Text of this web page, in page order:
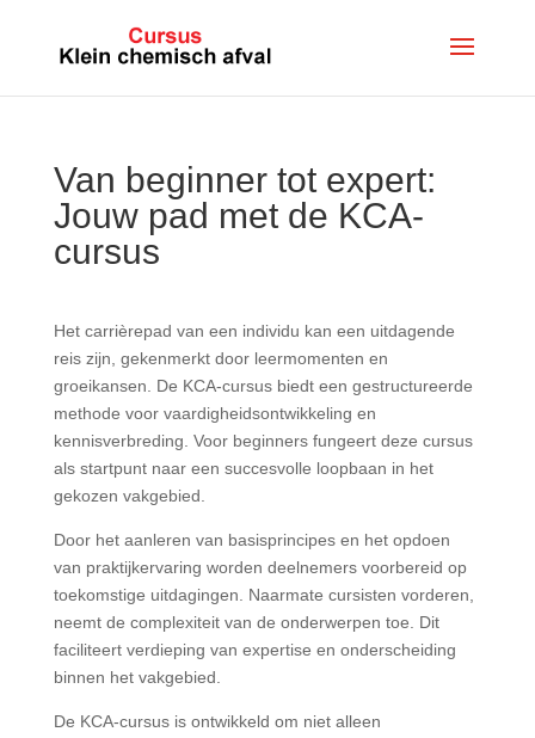
Van beginner tot expert:
Jouw pad met de KCA-
cursus
Het carrièrepad van een individu kan een uitdagende
reis zijn, gekenmerkt door leermomenten en
groeikansen. De KCA-cursus biedt een gestructureerde
methode voor vaardigheidsontwikkeling en
kennisverbreding. Voor beginners fungeert deze cursus
als startpunt naar een succesvolle loopbaan in het
gekozen vakgebied.
Door het aanleren van basisprincipes en het opdoen
van praktijkervaring worden deelnemers voorbereid op
toekomstige uitdagingen. Naarmate cursisten vorderen,
neemt de complexiteit van de onderwerpen toe. Dit
faciliteert verdieping van expertise en onderscheiding
binnen het vakgebied.
De KCA-cursus is ontwikkeld om niet alleen